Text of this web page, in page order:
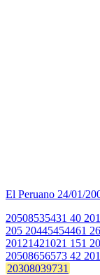
El Peruano 24/01/
20508535431 40
205 20445454461
20121421021 151
20508656573 42
20308039731